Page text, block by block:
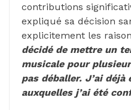
contributions
expliqué sa décision
explicitement les
décidé de mettre un
musicale pour
pas déballer. J’ai
auxquelles j’ai été